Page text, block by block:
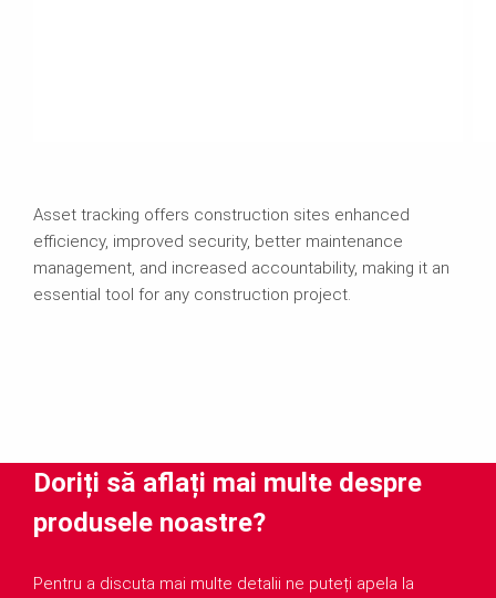
Asset tracking offers construction sites enhanced
efficiency, improved security, better maintenance
management, and increased accountability, making it an
essential tool for any construction project.
Doriți să aflați mai multe despre
produsele noastre?
Pentru a discuta mai multe detalii ne puteți apela la